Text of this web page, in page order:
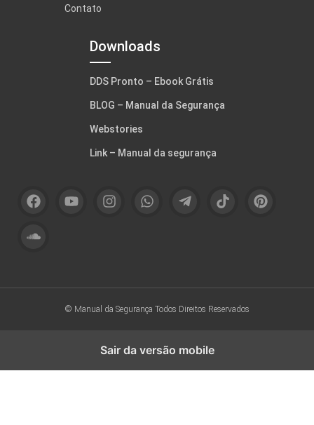
Contato
Downloads
DDS Pronto – Ebook Grátis
BLOG – Manual da Segurança
Webstories
Link – Manual da segurança
© Manual da Segurança Todos Direitos Reservados
Sair da versão mobile